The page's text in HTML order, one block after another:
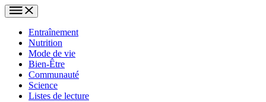
Entraînement
Nutrition
Mode de vie
Bien-Être
Communauté
Science
Listes de lecture